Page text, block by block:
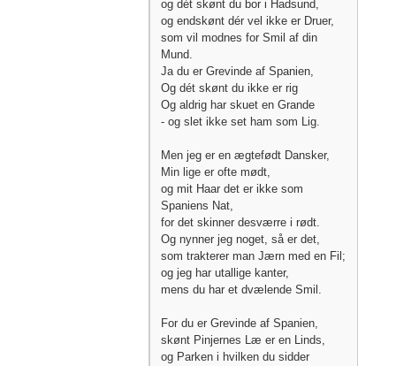
og dét skønt du bor i Hadsund,
og endskønt dér vel ikke er Druer,
som vil modnes for Smil af din
Mund.
Ja du er Grevinde af Spanien,
Og dét skønt du ikke er rig
Og aldrig har skuet en Grande
- og slet ikke set ham som Lig.
Men jeg er en ægtefødt Dansker,
Min lige er ofte mødt,
og mit Haar det er ikke som
Spaniens Nat,
for det skinner desværre i rødt.
Og nynner jeg noget, så er det,
som trakterer man Jærn med en Fil;
og jeg har utallige kanter,
mens du har et dvælende Smil.
For du er Grevinde af Spanien,
skønt Pinjernes Læ er en Linds,
og Parken i hvilken du sidder